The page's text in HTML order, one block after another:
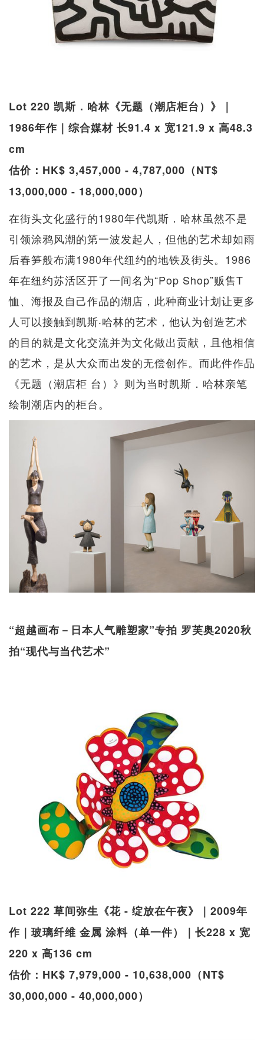
Lot 220 凯斯．哈林《无题（潮店柜台）》｜
1986年作｜综合媒材 长91.4 x 宽121.9 x 高48.3
cm
估价：HK$ 3,457,000 - 4,787,000（NT$
13,000,000 - 18,000,000）
在街头文化盛行的1980年代凯斯．哈林虽然不是
引领涂鸦风潮的第一波发起人，但他的艺术却如雨
后春笋般布满1980年代纽约的地铁及街头。1986
年在纽约苏活区开了一间名为“Pop Shop”贩售T
恤、海报及自己作品的潮店，此种商业计划让更多
人可以接触到凯斯‧哈林的艺术，他认为创造艺术
的目的就是文化交流并为文化做出贡献，且他相信
的艺术，是从大众而出发的无偿创作。而此件作品
《无题（潮店柜 台）》则为当时凯斯．哈林亲笔
绘制潮店内的柜台。
“超越画布－日本人气雕塑家”专拍 罗芙奥2020秋
拍“现代与当代艺术”
Lot 222 草间弥生《花 - 绽放在午夜》｜2009年
作｜玻璃纤维 金属 涂料（单一件）｜长228 x 宽
220 x 高136 cm
估价：HK$ 7,979,000 - 10,638,000（NT$
30,000,000 - 40,000,000）